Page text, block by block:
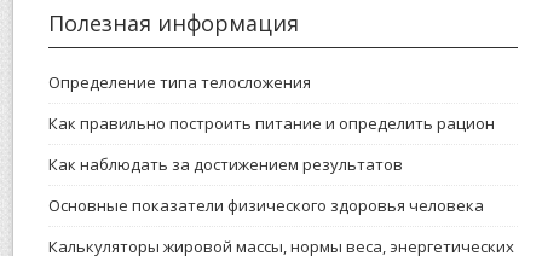
Полезная информация
Определение типа телосложения
Как правильно построить питание и определить рацион
Как наблюдать за достижением результатов
Основные показатели физического здоровья человека
Калькуляторы жировой массы, нормы веса, энергетических